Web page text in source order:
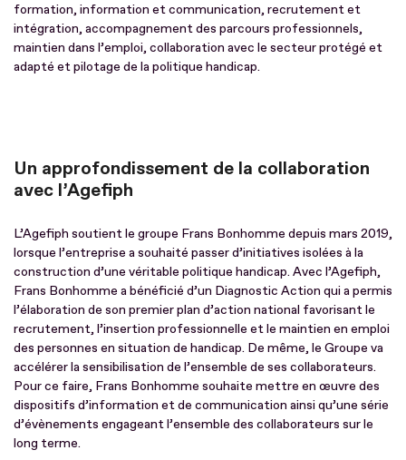
formation, information et communication, recrutement et
intégration, accompagnement des parcours professionnels,
maintien dans l’emploi, collaboration avec le secteur protégé et
adapté et pilotage de la politique handicap.
Un approfondissement de la collaboration
avec l’Agefiph
L’Agefiph soutient le groupe Frans Bonhomme depuis mars 2019,
lorsque l’entreprise a souhaité passer d’initiatives isolées à la
construction d’une véritable politique handicap. Avec l’Agefiph,
Frans Bonhomme a bénéficié d’un Diagnostic Action qui a permis
l’élaboration de son premier plan d’action national favorisant le
recrutement, l’insertion professionnelle et le maintien en emploi
des personnes en situation de handicap. De même, le Groupe va
accélérer la sensibilisation de l’ensemble de ses collaborateurs.
Pour ce faire, Frans Bonhomme souhaite mettre en œuvre des
dispositifs d’information et de communication ainsi qu’une série
d’évènements engageant l’ensemble des collaborateurs sur le
long terme.